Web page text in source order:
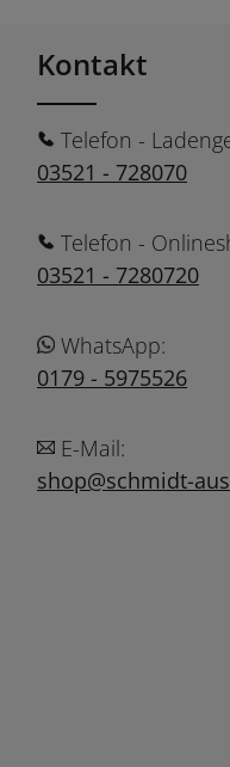
Kontakt
Telefon -
03521 - 728070
Telefon -
03521 - 7280720
WhatsApp:
0179 - 5975526
E-Mail:
shop@schmidt-